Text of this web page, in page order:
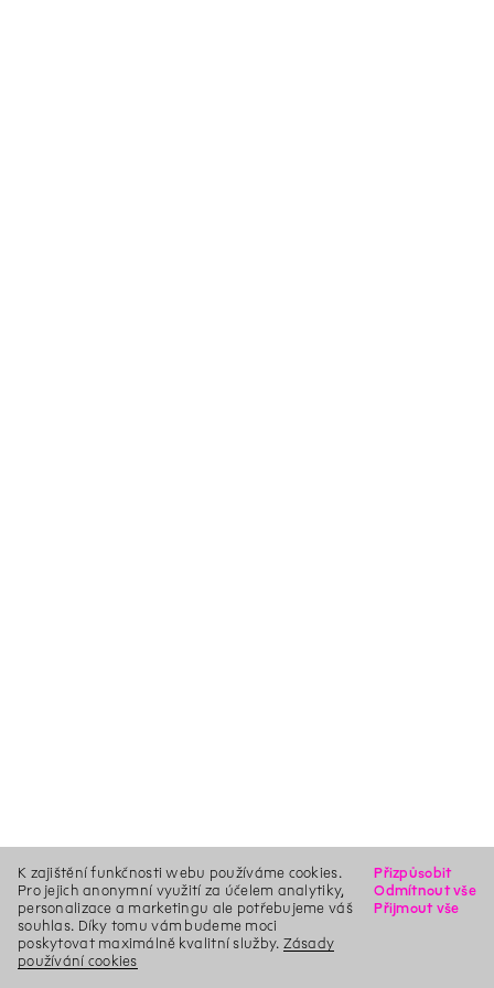
K zajištění funkčnosti webu používáme cookies.
Pro jejich anonymní využití za účelem analytiky,
personalizace a marketingu ale potřebujeme váš
souhlas. Díky tomu vám budeme moci
poskytovat maximálně kvalitní služby. Zásady
používání cookies
Přizpůsobit
Odmítnout vše
Přijmout vše